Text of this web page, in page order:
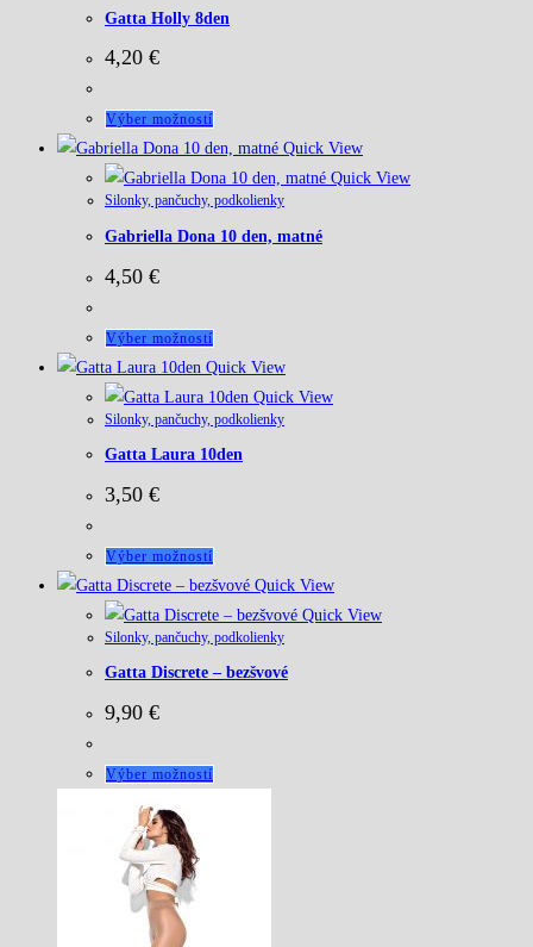
variantov.
môžete
stránke
produktu.
Gatta Holly 8den
4,20 €
Výber možností
produkt
má
viacero
variantov.
môžete
stránke
produktu.
Quick View
Quick View
Silonky, pančuchy, podkolienky
Gabriella Dona 10 den, matné
4,50 €
Výber možností
produkt
má
viacero
variantov.
môžete
stránke
produktu.
Quick View
Quick View
Silonky, pančuchy, podkolienky
Gatta Laura 10den
3,50 €
Výber možností
produkt
má
viacero
variantov.
môžete
vybrať
Quick View
Quick View
Silonky, pančuchy, podkolienky
Gatta Discrete – bezšvové
9,90 €
Výber možností